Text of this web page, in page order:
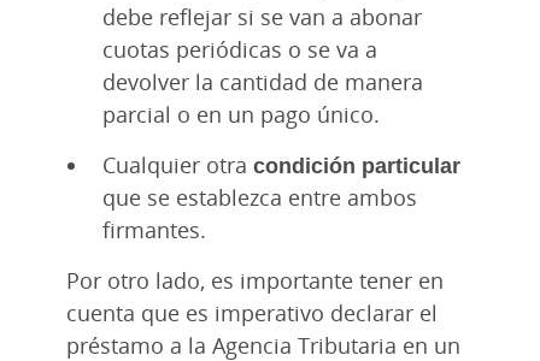
debe reflejar si se van a abonar
cuotas periódicas o se va a
devolver la cantidad de manera
parcial o en un pago único.
Cualquier otra condición particular
que se establezca entre ambos
firmantes.
Por otro lado, es importante tener en
cuenta que es imperativo declarar el
préstamo a la Agencia Tributaria en un